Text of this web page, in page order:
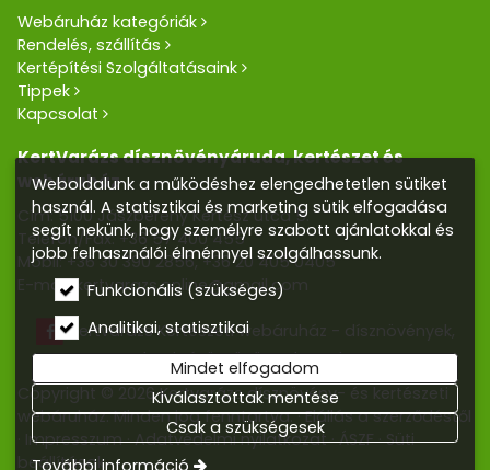
Webáruház kategóriák
Rendelés, szállítás
Kertépítési Szolgáltatásaink
Tippek
Kapcsolat
KertVarázs dísznövényáruda, kertészet és
webáruház
Cím: 5100 Jászberény Kertész utca 5.
Telefon/Fax: +36 57 400 455
Mobil:+36 30 390 2856,+36 20 405 0405
E-mail:kertvarazs.online@gmail.com
Kertvarázs Kertészeti webáruház - dísznövények,
kerti tó, öntözőrendszerek
Copyright © 2026 Kertvarázs dísznövény- és kertészeti
webáruház. Minden jog fenntartva. Elállás a szerződéstől
Impresszum Adatvédelmi nyilatkozat ÁSZF Süti
beállítások
Weboldalunk a működéshez elengedhetetlen sütiket
használ. A statisztikai és marketing sütik elfogadása
segít nekünk, hogy személyre szabott ajánlatokkal és
jobb felhasználói élménnyel szolgálhassunk.
Funkcionális (szükséges)
Analitikai, statisztikai
Mindet elfogadom
Kiválasztottak mentése
Csak a szükségesek